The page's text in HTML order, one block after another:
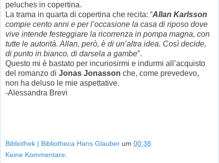
peluches in copertina.
La trama in quarta di copertina che recita: “Allan Karlsson
compie cento anni e per l’occasione la casa di riposo dove
vive intende festeggiare la ricorrenza in pompa magna, con
tutte le autorità. Allan, però, è di un’altra idea. Così decide,
di punto in bianco, di darsela a gambe”.
Questo mi è bastato per incuriosirmi e indurmi all’acquisto
del romanzo di Jonas Jonasson che, come prevedevo,
non ha deluso le mie aspettative.
-Alessandra Brevi
Bibliothek | Bibliotheca Hans Glauber um 00:38
Keine Kommentare: